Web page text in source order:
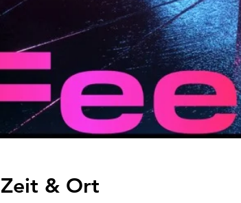
Zeit & Ort